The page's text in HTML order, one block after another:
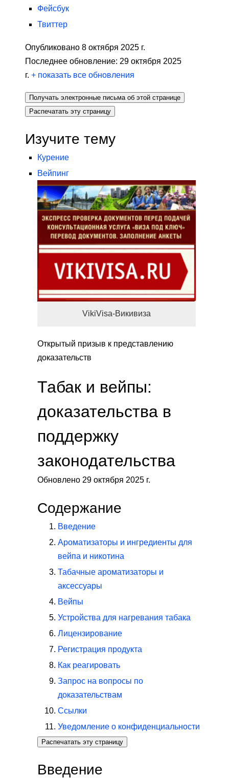
Фейсбук
Твиттер
Опубликовано 8 октября 2025 г.
Последнее обновление: 29 октября 2025
г. + показать все обновления
Получать электронные письма об этой странице
Распечатать эту страницу
Изучите тему
Курение
Вейпинг
VikiVisa-Викивиза
Открытый призыв к представлению
доказательств
Табак и вейпы:
доказательства в
поддержку
законодательства
Обновлено 29 октября 2025 г.
Содержание
Введение
Ароматизаторы и ингредиенты для
вейпа и никотина
Табачные ароматизаторы и
аксессуары
Вейпы
Устройства для нагревания табака
Лицензирование
Регистрация продукта
Как реагировать
Запрос на вопросы по
доказательствам
Ссылки
Уведомление о конфиденциальности
Распечатать эту страницу
Введение